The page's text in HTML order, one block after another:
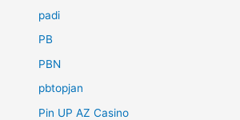
padi
PB
PBN
pbtopjan
Pin UP AZ Casino